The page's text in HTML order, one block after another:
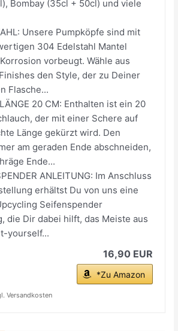
Bombay (35cl + 50cl) und viele
Unsere Pumpköpfe sind mit
304 Edelstahl Mantel
vorbeugt. Wähle aus
den Style, der zu Deiner
Flasche...
20 CM: Enthalten ist ein 20
der mit einer Schere auf
Länge gekürzt wird. Den
am geraden Ende abschneiden,
Ende...
ANLEITUNG: Im Anschluss
erhältst Du von uns eine
Seifenspender
die Dir dabei hilft, das Meiste aus
yourself...
16,90 EUR
*Zu Amazon
Versandkosten